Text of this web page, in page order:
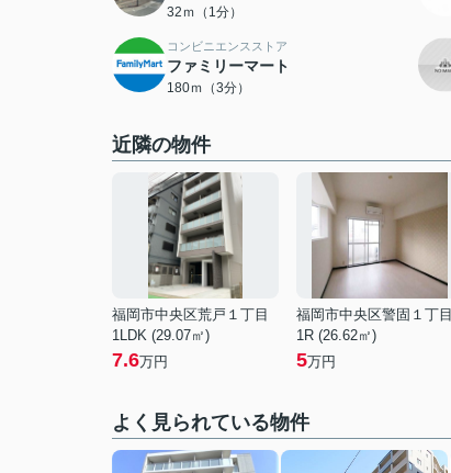
32ｍ（1分）
コンビニエンスストア
ファミリーマート
180ｍ（3分）
近隣の物件
福岡市中央区荒戸１丁目
1LDK (29.07㎡)
7.6万円
福岡市中央区警固１丁目
1R (26.62㎡)
5万円
よく見られている物件